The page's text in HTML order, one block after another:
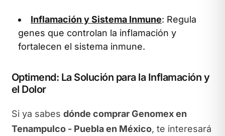
Inflamación y Sistema Inmune: Regula
genes que controlan la inflamación y
fortalecen el sistema inmune.
Optimend: La Solución para la Inflamación y
el Dolor
Si ya sabes dónde comprar Genomex en
Tenampulco - Puebla en México, te interesará